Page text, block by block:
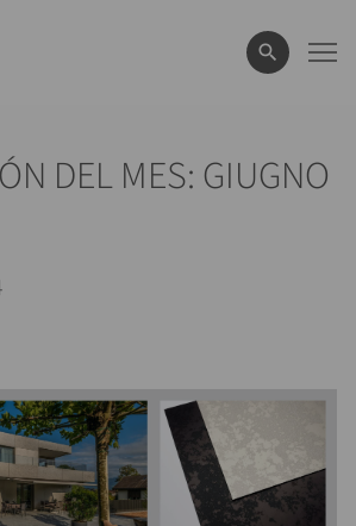
DEL MES: GIUGNO